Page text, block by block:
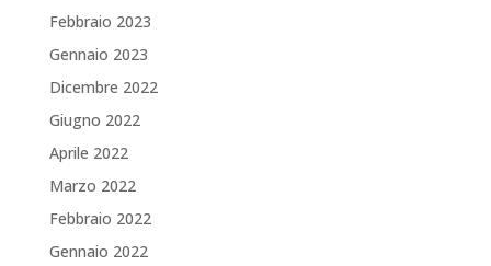
Febbraio 2023
Gennaio 2023
Dicembre 2022
Giugno 2022
Aprile 2022
Marzo 2022
Febbraio 2022
Gennaio 2022